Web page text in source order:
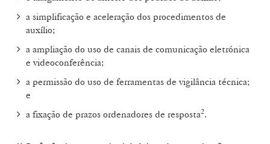
a simplificação e aceleração dos procedimentos de
auxílio;
a ampliação do uso de canais de comunicação eletrónica
e videoconferência;
a permissão do uso de ferramentas de vigilância técnica;
e
a fixação de prazos ordenadores de resposta2.